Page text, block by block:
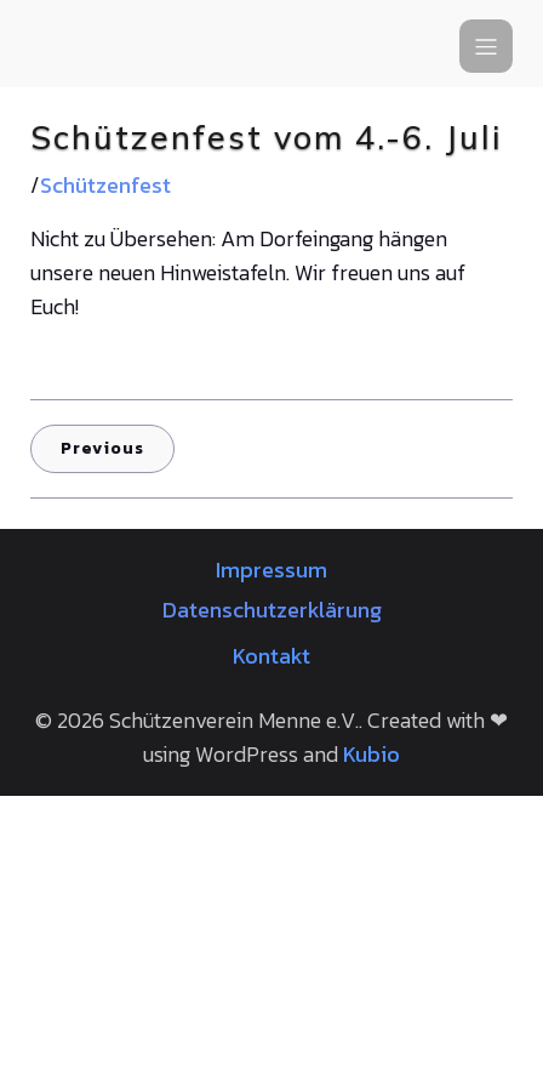
Schützenfest vom 4.-6. Juli
/Schützenfest
Nicht zu Übersehen: Am Dorfeingang hängen
unsere neuen Hinweistafeln. Wir freuen uns auf
Euch!
Previous
Impressum
Datenschutzerklärung
Kontakt
© 2026 Schützenverein Menne e.V.. Created with ❤
using WordPress andKubio